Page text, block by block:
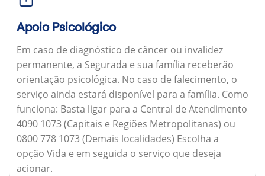
Apoio Psicológico
Em caso de diagnóstico de câncer ou invalidez
permanente, a Segurada e sua família receberão
orientação psicológica. No caso de falecimento, o
serviço ainda estará disponível para a família. Como
funciona: Basta ligar para a Central de Atendimento
4090 1073 (Capitais e Regiões Metropolitanas) ou
0800 778 1073 (Demais localidades) Escolha a
opção Vida e em seguida o serviço que deseja
acionar.